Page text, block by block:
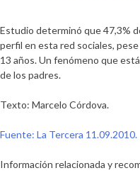
Estudio determinó que 47,3%
perfil en esta red sociales,
13 años. Un fenómeno que
de los padres.
Texto: Marcelo Córdova.
Fuente: La Tercera 11.09.2010.
Información relacionada y